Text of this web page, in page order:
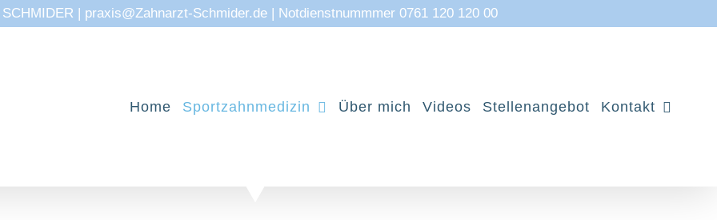
| praxis@Zahnarzt-Schmider.de | Notdienstnummmer 0761 120 120 00
Home Sportzahnmedizin Über mich Videos Stellenangebot Kontakt